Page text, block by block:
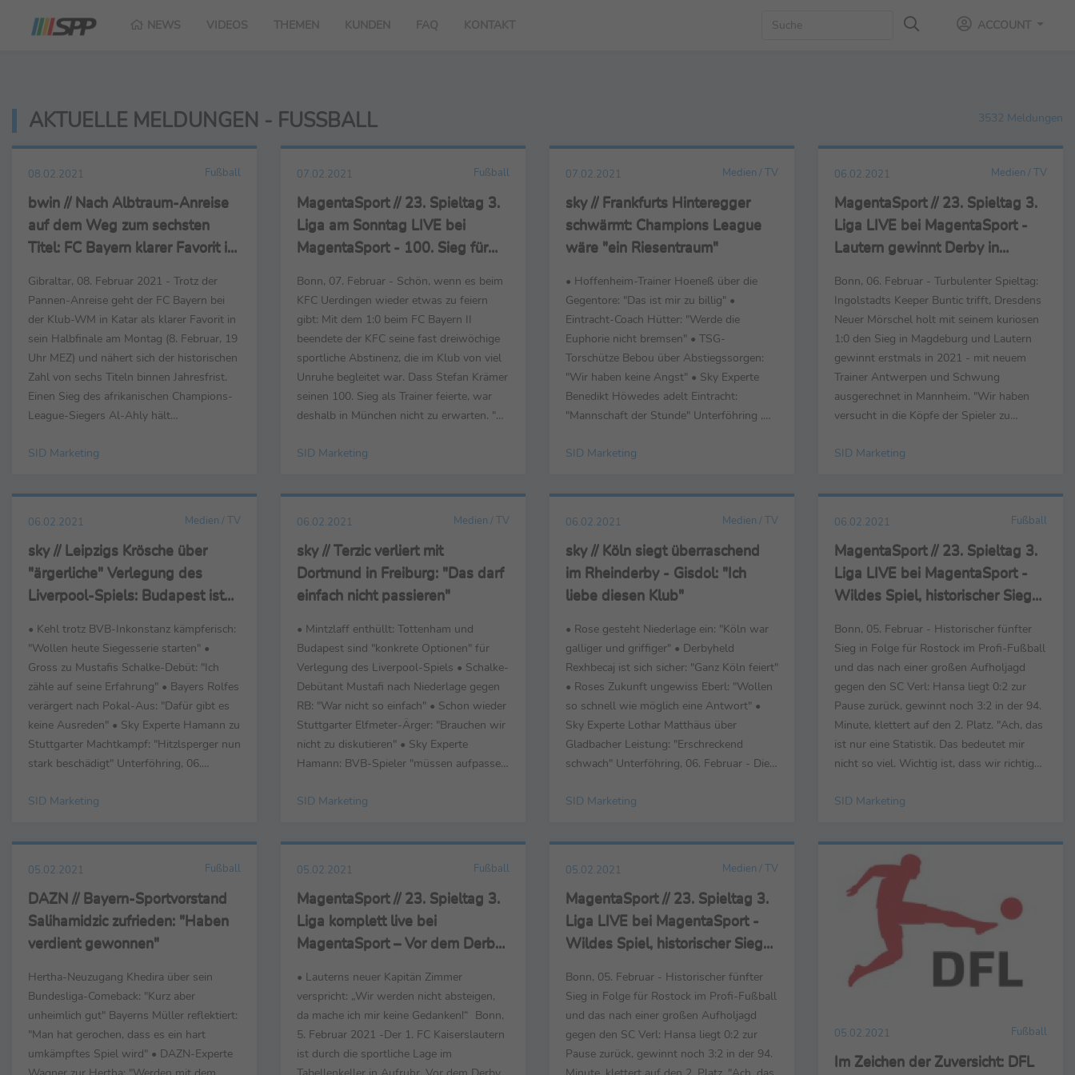
NEWS VIDEOS THEMEN KUNDEN FAQ KONTAKT ACCOUNT
AKTUELLE MELDUNGEN - FUSSBALL 3532 Meldungen
08.02.2021 Fußball
bwin // Nach Albtraum-Anreise
auf dem Weg zum sechsten
Titel: FC Bayern klarer Favorit im
Ahly
Gibraltar, 08. Februar 2021 - Trotz der
Pannen-Anreise geht der FC Bayern bei
der Klub-WM in Katar als klarer Favorit in
sein Halbfinale am Montag (8. Februar, 19
Uhr MEZ) und nähert sich der historischen
Zahl von sechs Titeln binnen Jahresfrist.
Einen Sieg des afrikanischen Champions-
League-Siegers Al-Ahly hält
18,50 für extrem unwahrscheinlich. Ziehen
(11. Februar, 19 Uhr) gegen die Tigres aus
SID Marketing
07.02.2021 Fußball
MagentaSport // 23. Spieltag 3.
Liga am Sonntag LIVE bei
MagentaSport - 100. Sieg für
Liga zu halten - "trotz des
Theaters drumherum"
Bonn, 07. Februar - Schön, wenn es beim
KFC Uerdingen wieder etwas zu feiern
gibt: Mit dem 1:0 beim FC Bayern II
beendete der KFC seine fast dreiwöchige
sportliche Abstinenz, die im Klub von viel
Unruhe begleitet war. Dass Stefan Krämer
seinen 100. Sieg als Trainer feierte, war
deshalb in München nicht zu erwarten. "Es
nix mit Profi-Fußball zu tun haben", so
Mannschaft ist gut genug, dass wir die
SID Marketing
07.02.2021 Medien / TV
sky // Frankfurts Hinteregger
schwärmt: Champions League
wäre "ein Riesentraum"
• Hoffenheim-Trainer Hoeneß über die
Gegentore: "Das ist mir zu billig" •
Eintracht-Coach Hütter: "Werde die
Euphorie nicht bremsen" • TSG-
Torschütze Bebou über Abstiegssorgen:
"Wir haben keine Angst" • Sky Experte
Benedikt Höwedes adelt Eintracht:
"Mannschaft der Stunde" Unterföhring ,
zum Sonntagsspiel des 20. Spieltages der
Hoffenheim vs. Eintracht Frankfurt (1:3)
SID Marketing
06.02.2021 Medien / TV
MagentaSport // 23. Spieltag 3.
Liga LIVE bei MagentaSport -
Lautern gewinnt Derby in
Bonn, 06. Februar - Turbulenter Spieltag:
Ingolstadts Keeper Buntic trifft, Dresdens
Neuer Mörschel holt mit seinem kuriosen
1:0 den Sieg in Magdeburg und Lautern
gewinnt erstmals in 2021 - mit neuem
Trainer Antwerpen und Schwung
ausgerechnet in Mannheim. "Wir haben
versucht in die Köpfe der Spieler zu
erklärte Antwerpen ein tatsächlich
angeschlagene Thomas Hoßmang
das ...
SID Marketing
06.02.2021 Medien / TV
sky // Leipzigs Krösche über
"ärgerliche" Verlegung des
Liverpool-Spiels: Budapest ist
• Kehl trotz BVB-Inkonstanz kämpferisch:
"Wollen heute Siegesserie starten" •
Gross zu Mustafis Schalke-Debüt: "Ich
zähle auf seine Erfahrung" • Bayers Rolfes
verärgert nach Pokal-Aus: "Dafür gibt es
keine Ausreden" • Sky Experte Hamann zu
Stuttgarter Machtkampf: "Hitzlsperger nun
stark beschädigt" Unterföhring, 06.
Vorlauf zu den
Spieltages der Fußball-Bundesliga bei
SID Marketing
06.02.2021 Medien / TV
sky // Terzic verliert mit
Dortmund in Freiburg: "Das darf
einfach nicht passieren"
• Mintzlaff enthüllt: Tottenham und
Budapest sind "konkrete Optionen" für
Verlegung des Liverpool-Spiels • Schalke-
Debütant Mustafi nach Niederlage gegen
RB: "War nicht so einfach" • Schon wieder
Stuttgarter Elfmeter-Ärger: "Brauchen wir
nicht zu diskutieren" • Sky Experte
Hamann: BVB-Spieler "müssen aufpassen,
Unterföhring, 06. Februar - Die
Samstagnachmittagspartien des 20.
Sky...
SID Marketing
06.02.2021 Medien / TV
sky // Köln siegt überraschend
im Rheinderby - Gisdol: "Ich
liebe diesen Klub"
• Rose gesteht Niederlage ein: "Köln war
galliger und griffiger" • Derbyheld
Rexhbecaj ist sich sicher: "Ganz Köln feiert"
• Roses Zukunft ungewiss Eberl: "Wollen
so schnell wie möglich eine Antwort" •
Sky Experte Lothar Matthäus über
Gladbacher Leistung: "Erschreckend
schwach" Unterföhring, 06. Februar - Die
des 20. Spieltages der Fußball-Bundesliga
dem 1. FC Köln (1:2) bei Sky. Marco Rose
SID Marketing
06.02.2021 Fußball
MagentaSport // 23. Spieltag 3.
Liga LIVE bei MagentaSport -
Wildes Spiel, historischer Sieg
wir richtig gut im Rennen sind"
Bonn, 05. Februar - Historischer fünfter
Sieg in Folge für Rostock im Profi-Fußball
und das nach einer großen Aufholjagd
gegen den SC Verl: Hansa liegt 0:2 zur
Pause zurück, gewinnt noch 3:2 in der 94.
Minute, klettert auf den 2. Platz. "Ach, das
ist nur eine Statistik. Das bedeutet mir
nicht so viel. Wichtig ist, dass wir richtig
Härtel, der ein "wildes Spiel" ausgemacht
Mannheim gegen Lautern. Außerdem: ...
SID Marketing
05.02.2021 Fußball
DAZN // Bayern-Sportvorstand
Salihamidzic zufrieden: "Haben
verdient gewonnen"
Hertha-Neuzugang Khedira über sein
Bundesliga-Comeback: "Kurz aber
unheimlich gut" Bayerns Müller reflektiert:
"Man hat gerochen, dass es ein hart
umkämpftes Spiel wird" • DAZN-Experte
05.02.2021 Fußball
MagentaSport // 23. Spieltag 3.
Liga komplett live bei
MagentaSport – Vor dem Derby:
Kaiserslautern vibriert
• Lauterns neuer Kapitän Zimmer
verspricht: „Wir werden nicht absteigen,
da mache ich mir keine Gedanken!“ Bonn,
5. Februar 2021 -Der 1. FC Kaiserslautern
ist durch die sportliche Lage im
05.02.2021 Medien / TV
MagentaSport // 23. Spieltag 3.
Liga LIVE bei MagentaSport -
Wildes Spiel, historischer Sieg
wir richtig gut im Rennen sind"
Bonn, 05. Februar - Historischer fünfter
Sieg in Folge für Rostock im Profi-Fußball
und das nach einer großen Aufholjagd
gegen den SC Verl: Hansa liegt 0:2 zur
Pause zurück, gewinnt noch 3:2 in der 94.
05.02.2021 Fußball
Im Zeichen der Zuversicht: DFL